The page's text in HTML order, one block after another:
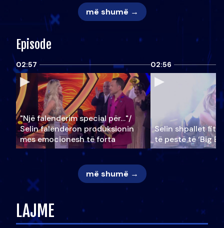
më shumë →
Episode
02:57
"Një falenderim special për…"/
Selin falënderon produksionin
mes emocionesh të forta
02:56
Selin shpallet
të pestë të ‘Big
më shumë →
LAJME